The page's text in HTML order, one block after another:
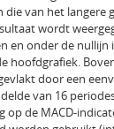
die van het langere
wordt
en onder de nullijn
hoofdgrafiek.
door een
van 16
op de MACD-